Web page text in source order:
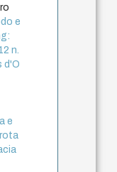
e
n.
d'O
e